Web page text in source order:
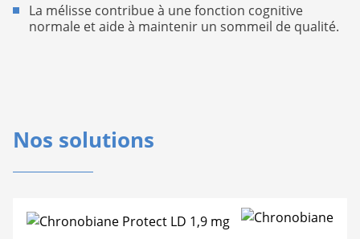
La mélisse contribue à une fonction cognitive
normale et aide à maintenir un sommeil de qualité.
Nos solutions